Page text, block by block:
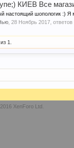
КИЕВ Все
настоящий шопологик :) Я
,28 Ноябрь 2017 ,
1.
XenForo Ltd.